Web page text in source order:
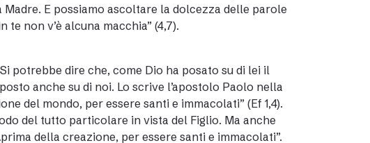
E possiamo ascoltare la dolcezza delle parole
non v’è alcuna macchia” (4,7).
potrebbe dire che, come Dio ha posato su di lei il
anche su di noi. Lo scrive l’apostolo Paolo nella
del mondo, per essere santi e immacolati” (Ef 1,4).
del tutto particolare in vista del Figlio. Ma anche
della creazione, per essere santi e immacolati”.